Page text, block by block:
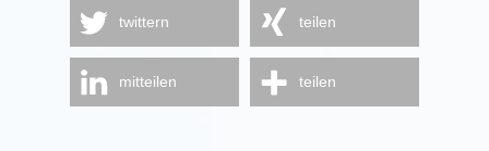
twittern teilen
mitteilen teilen